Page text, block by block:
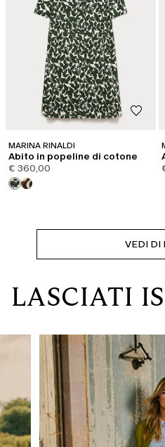
MARINA RINALDI
Abito in popeline di cotone
€ 360,00
VEDI DI
LASCIATI